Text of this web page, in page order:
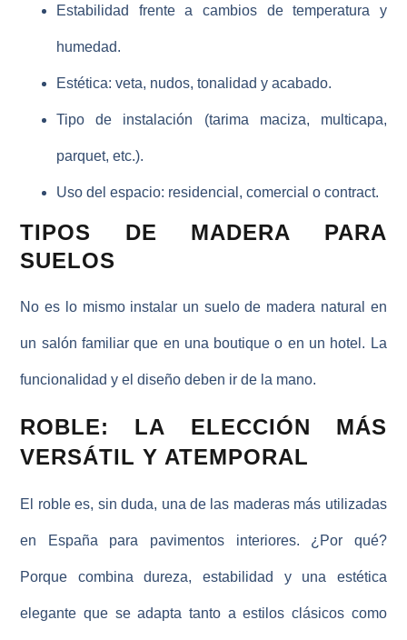
Estabilidad frente a cambios de temperatura y
humedad.
Estética: veta, nudos, tonalidad y acabado.
Tipo de instalación (tarima maciza, multicapa,
parquet, etc.).
Uso del espacio: residencial, comercial o contract.
TIPOS DE MADERA PARA
SUELOS
No es lo mismo instalar un suelo de madera natural en
un salón familiar que en una boutique o en un hotel. La
funcionalidad y el diseño deben ir de la mano.
ROBLE: LA ELECCIÓN MÁS
VERSÁTIL Y ATEMPORAL
El roble es, sin duda, una de las maderas más utilizadas
en España para pavimentos interiores. ¿Por qué?
Porque combina dureza, estabilidad y una estética
elegante que se adapta tanto a estilos clásicos como